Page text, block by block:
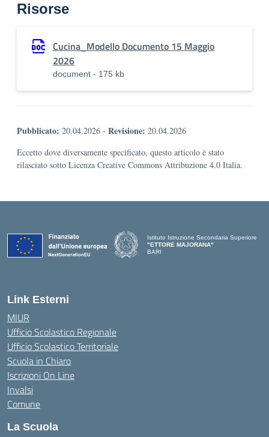
Risorse
Cucina_Modello Documento 15 Maggio
2026
document - 175 kb
Pubblicato: 20.04.2026 - Revisione: 20.04.2026
Eccetto dove diversamente specificato, questo articolo è stato
rilasciato sotto Licenza Creative Commons Attribuzione 4.0 Italia.
Istituto Istruzione Secondaria Superiore
"ETTORE MAJORANA"
BARI
Link Esterni
MIUR
Ufficio Scolastico Regionale
Ufficio Scolastico Territoriale
Scuola in Chiaro
Iscrizioni On Line
Invalsi
Comune
La Scuola